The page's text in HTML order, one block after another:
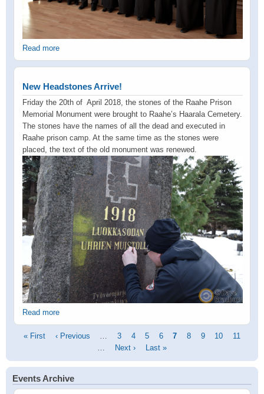
Read more
New Headstones Arrive!
Friday the 20th of April 2018, the stones of the Raahe Prison
Memorial Monument were brought to Raahe’s Haarala Cemetery.
The stones have the names of all the dead and executed in
Raahe prison camp. At the same time as the stones were
placed, the text of the old monument was renewed.
Read more
Pagination
First
« First
Previous
‹ Previous … Page
3 Page
4 Page
5 Page
6
Current
7 Page
8 Page
9 Page
10 Page
11
…
Next
page
Next ›
Last
page
Last »
Events Archive